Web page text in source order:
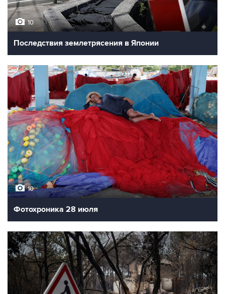
10
Последствия землетрясения в Японии
10
Фотохроника 28 июля